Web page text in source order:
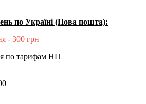
по Україні (Нова пошта):
- 300 грн
по тарифам НП